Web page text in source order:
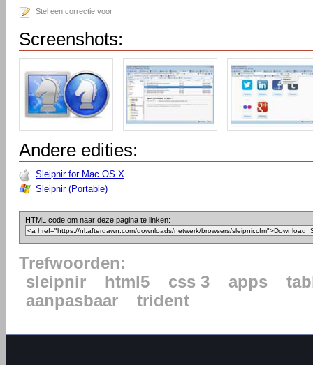
Stel een correctie voor
Screenshots:
Andere edities:
Sleipnir for Mac OS X
Sleipnir (Portable)
HTML code om naar deze pagina te linken:
Trefwoorden:
sleipnir
html5 css 3 apps
aanpasbaar
trident